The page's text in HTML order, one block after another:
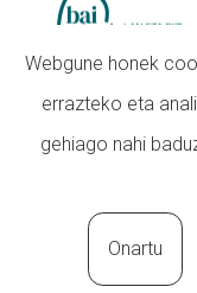
Webgune honek
errazteko eta
gehiago nahi
Onartu